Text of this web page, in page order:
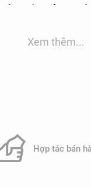
axit hoặc kiềm để
ô nhiễm, giảm
Xem thêm...
Hợp tác bán